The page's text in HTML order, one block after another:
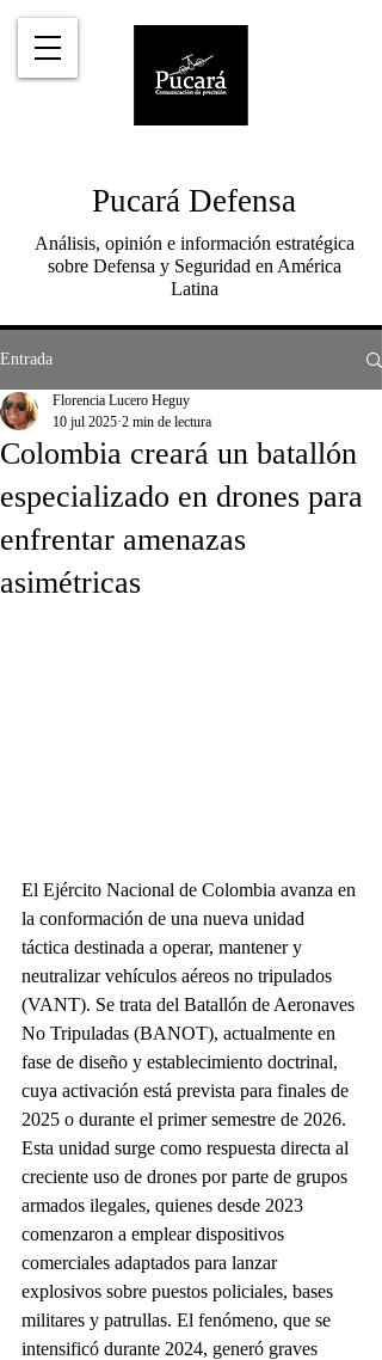
Pucará Defensa
Análisis, opinión e información estratégica
sobre Defensa y Seguridad en América
Latina
Entrada
Colombia creará un batallón
especializado en drones para
enfrentar amenazas
asimétricas
Florencia Lucero Heguy
10 jul 2025 2 min de lectura
El Ejército Nacional de Colombia avanza en
la conformación de una nueva unidad
táctica destinada a operar, mantener y
neutralizar vehículos aéreos no tripulados
(VANT). Se trata del Batallón de Aeronaves
No Tripuladas (BANOT), actualmente en
fase de diseño y establecimiento doctrinal,
cuya activación está prevista para finales de
2025 o durante el primer semestre de 2026.
Esta unidad surge como respuesta directa al
creciente uso de drones por parte de grupos
armados ilegales, quienes desde 2023
comenzaron a emplear dispositivos
comerciales adaptados para lanzar
explosivos sobre puestos policiales, bases
militares y patrullas. El fenómeno, que se
intensificó durante 2024, generó graves